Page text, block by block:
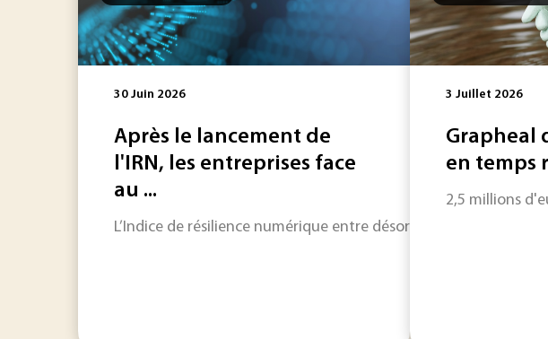
30 Juin 2026
Après le lancement de
l'IRN, les entreprises face
au ...
L’Indice de résilience numérique entre désormais dans sa phase
3 Juillet 2026
Grapheal
en temps
2,5 millions